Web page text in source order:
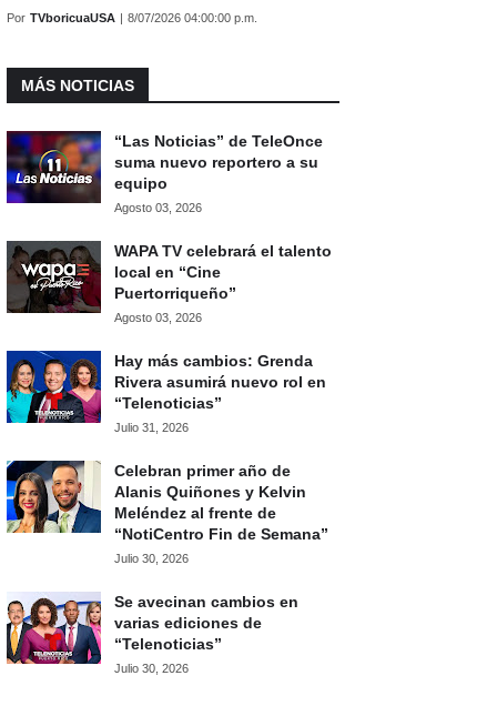
Por TVboricuaUSA | 8/07/2026 04:00:00 p.m.
MÁS NOTICIAS
“Las Noticias” de TeleOnce
suma nuevo reportero a su
equipo
Agosto 03, 2026
WAPA TV celebrará el talento
local en “Cine
Puertorriqueño”
Agosto 03, 2026
Hay más cambios: Grenda
Rivera asumirá nuevo rol en
“Telenoticias”
Julio 31, 2026
Celebran primer año de
Alanis Quiñones y Kelvin
Meléndez al frente de
“NotiCentro Fin de Semana”
Julio 30, 2026
Se avecinan cambios en
varias ediciones de
“Telenoticias”
Julio 30, 2026